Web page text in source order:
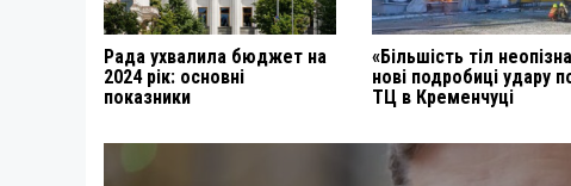
Рада ухвалила бюджет на
2024 рік: основні
показники
«Більшість тіл
нові подробиці удару
ТЦ в Кременчуці
Навигация